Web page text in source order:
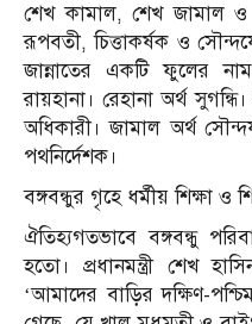
শেখ কামাল, শেখ জামাল ও
রূপবতী, চিত্তাকর্ষক ও
জান্নাতের একটি ফুলের
রায়হানা। রেহানা অর্থ
অধিকারী। জামাল অর্থ
পথনির্দেশক।
বঙ্গবন্ধুর গৃহে ধর্মীয় শিক্ষা ও
ঐতিহ্যগতভাবে বঙ্গবন্ধু
হতো। প্রধানমন্ত্রী শেখ
‘আমাদের বাড়ির দক্ষিণ-